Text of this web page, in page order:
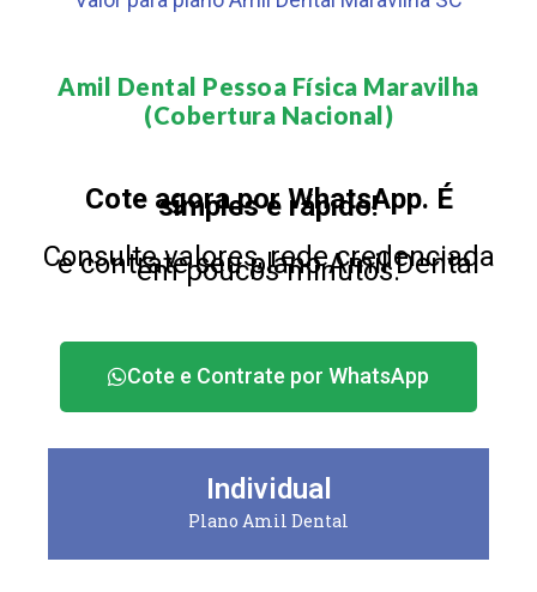
Amil Dental Pessoa Física Maravilha
(Cobertura Nacional)​
Cote agora por WhatsApp. É
simples e rápido!
Consulte valores, rede credenciada
e contrate seu plano Amil Dental
em poucos minutos.
Cote e Contrate por WhatsApp
Individual
Plano Amil Dental